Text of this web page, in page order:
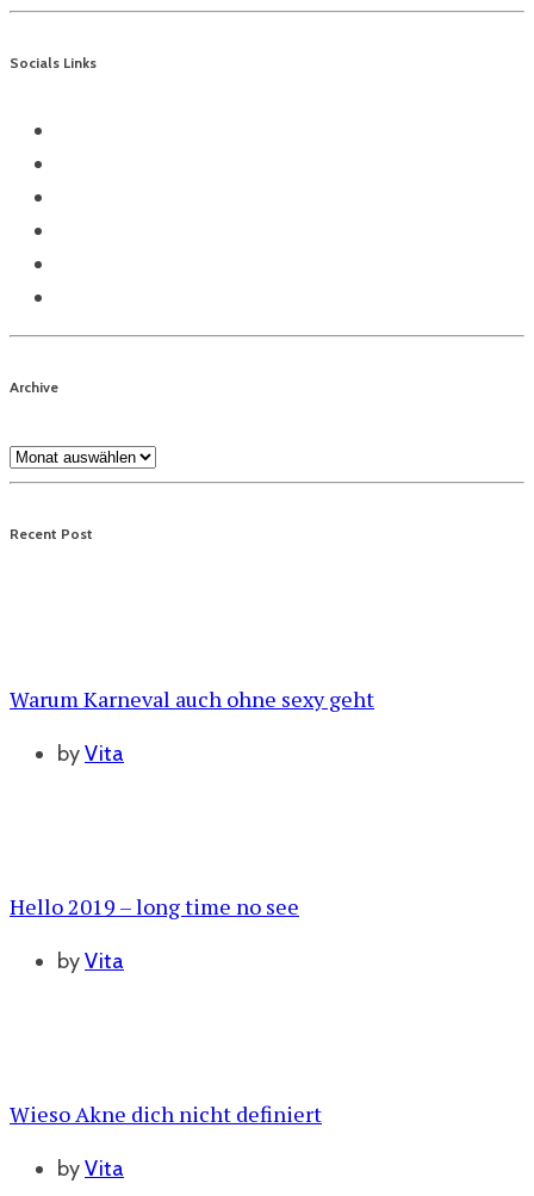
Socials Links
Archive
Archive
Recent Post
Warum Karneval auch ohne sexy geht
byVita
Hello 2019 – long time no see
byVita
Wieso Akne dich nicht definiert
byVita